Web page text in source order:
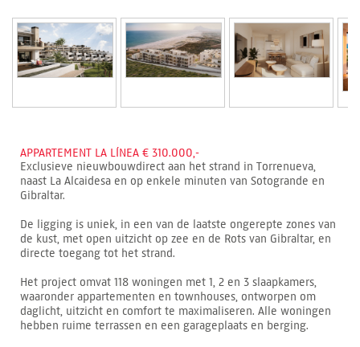
APPARTEMENT LA LÍNEA € 310.000,-
Exclusieve nieuwbouwdirect aan het strand in Torrenueva,
naast La Alcaidesa en op enkele minuten van Sotogrande en
Gibraltar.
De ligging is uniek, in een van de laatste ongerepte zones van
de kust, met open uitzicht op zee en de Rots van Gibraltar, en
directe toegang tot het strand.
Het project omvat 118 woningen met 1, 2 en 3 slaapkamers,
waaronder appartementen en townhouses, ontworpen om
daglicht, uitzicht en comfort te maximaliseren. Alle woningen
hebben ruime terrassen en een garageplaats en berging.